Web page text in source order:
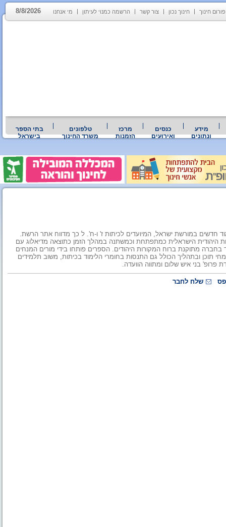
פורום חינוך חינוך נכון צור קשר הרשמה כמנוי לעיתון מי אנחנו 8/8/2026
מידע
ונתונים
כנסים
ואירועים
מרכז
הזמנות
טלפונים
משרד החינוך
בתי הספר
בישראל
חדשים במורשת ישראל, המיועדים לכיתות ז' ו-ח'. ל כך מדווח אתר הרשת.
היהודית הישראלית כמתפתחת וכמשתנה במהלך הזמן כתוצאה מדיאלוג עם
בחברה מתוקנת ברוח המקורות היהודים. הספרים פותחו בידי מורים המנחים
תוכן ובתהליך הכולל גם התנסות בחומרי הלימוד בכיתות, משוב תלמידים
בני איש שלום ומתווה הוועדה.
שלח לחבר